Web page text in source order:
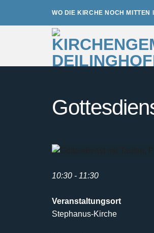
WO DIE KIRCHE NOCH MITTEN
10:30 - 11:30
Veranstaltungsort
Stephanus-Kirche